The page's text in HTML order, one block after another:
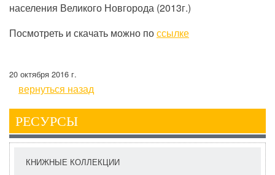
населения Великого Новгорода (2013г.)
Посмотреть и скачать можно поссылке
20 октября 2016 г.
вернуться назад
РЕСУРСЫ
КНИЖНЫЕ КОЛЛЕКЦИИ